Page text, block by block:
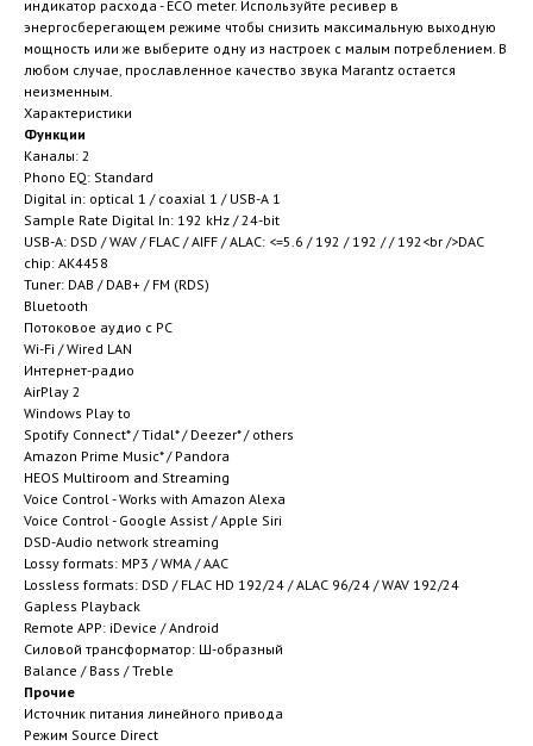
индикатор расхода - ECO meter. Используйте ресивер в
энергосберегающем режиме чтобы снизить максимальную выходную
мощность или же выберите одну из настроек с малым потреблением. В
любом случае, прославленное качество звука Marantz остается
неизменным.
Характеристики
Функции
Каналы: 2
Phono EQ: Standard
Digital in: optical 1 / coaxial 1 / USB-A 1
Sample Rate Digital In: 192 kHz / 24-bit
USB-A: DSD / WAV / FLAC / AIFF / ALAC: <=5.6 / 192 / 192 / / 192<br />DAC
chip: AK4458
Tuner: DAB / DAB+ / FM (RDS)
Bluetooth
Потоковое аудио с PC
Wi-Fi / Wired LAN
Интернет-радио
AirPlay 2
Windows Play to
Spotify Connect* / Tidal* / Deezer* / others
Amazon Prime Music* / Pandora
HEOS Multiroom and Streaming
Voice Control - Works with Amazon Alexa
Voice Control - Google Assist / Apple Siri
DSD-Audio network streaming
Lossy formats: MP3 / WMA / AAC
Lossless formats: DSD / FLAC HD 192/24 / ALAC 96/24 / WAV 192/24
Gapless Playback
Remote APP: iDevice / Android
Силовой трансформатор: Ш-образный
Balance / Bass / Treble
Прочие
Источник питания линейного привода
Режим Source Direct